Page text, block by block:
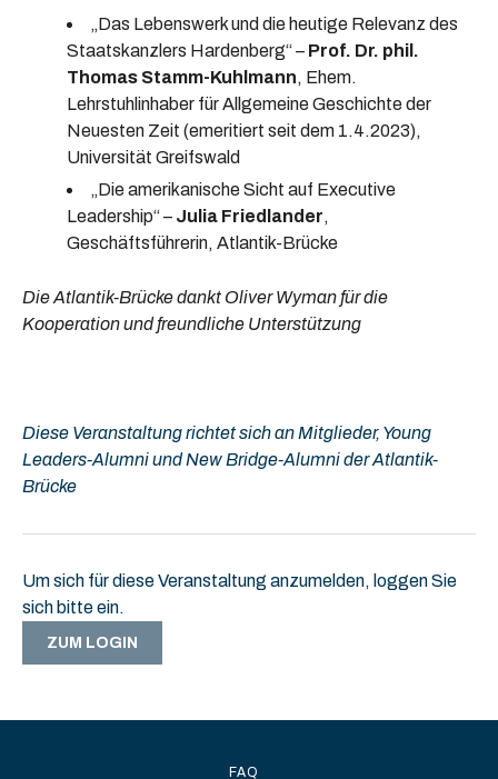
„Das Lebenswerk und die heutige Relevanz des
Staatskanzlers Hardenberg“ – Prof. Dr. phil.
Thomas Stamm-Kuhlmann, Ehem.
Lehrstuhlinhaber für Allgemeine Geschichte der
Neuesten Zeit (emeritiert seit dem 1.4.2023),
Universität Greifswald
„Die amerikanische Sicht auf Executive
Leadership“ – Julia Friedlander,
Geschäftsführerin, Atlantik-Brücke
Die Atlantik-Brücke dankt Oliver Wyman für die
Kooperation und freundliche Unterstützung
Diese Veranstaltung richtet sich an Mitglieder, Young
Leaders-Alumni und New Bridge-Alumni der Atlantik-
Brücke
Um sich für diese Veranstaltung anzumelden, loggen Sie
sich bitte ein.
ZUM LOGIN
FAQ